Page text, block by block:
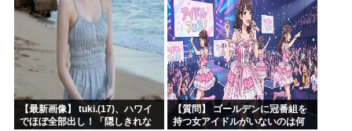
【最新画像】 tuki.(17)、ハワイ
でほぼ全部出し！「隠しきれな
【質問】 ゴールデンに冠番組を
持つ女アイドルがいないのは何